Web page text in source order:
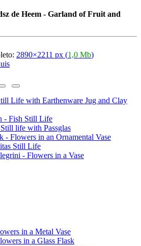
de Heem - Garland of Fruit and
2890×2211 px (1,0 Mb)